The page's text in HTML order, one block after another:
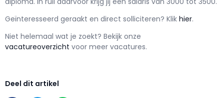
Geïnteresseerd geraakt en direct solliciteren? Klik hier.
Niet helemaal wat je zoekt? Bekijk onze
vacatureoverzicht voor meer vacatures.
Deel dit artikel